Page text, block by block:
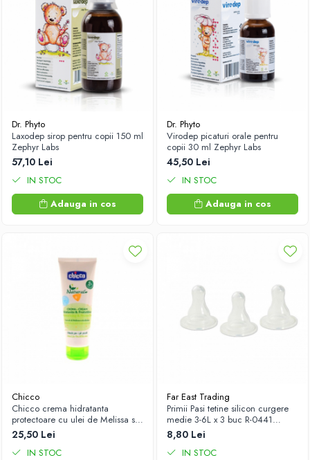
Dr. Phyto
Laxodep sirop pentru copii 150 ml
Zephyr Labs
57,10 Lei
IN STOC
Adauga in cos
Dr. Phyto
Virodep picaturi orale pentru
copii 30 ml Zephyr Labs
45,50 Lei
IN STOC
Adauga in cos
Chicco
Chicco crema hidratanta
protectoare cu ulei de Melissa si
Andiroba, 2luni+ 100ml Zephyr
Labs
25,50 Lei
IN STOC
Far East Trading
Primii Pasi tetine silicon curgere
medie 3-6L x 3 buc R-0441
Zephyr Labs
8,80 Lei
IN STOC